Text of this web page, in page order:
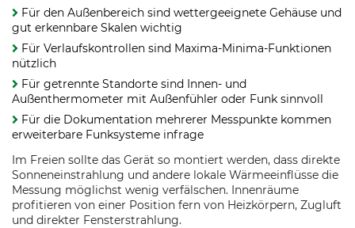
Für den Außenbereich sind wettergeeignete Gehäuse und
gut erkennbare Skalen wichtig
Für Verlaufskontrollen sind Maxima-Minima-Funktionen
nützlich
Für getrennte Standorte sind Innen- und
Außenthermometer mit Außenfühler oder Funk sinnvoll
Für die Dokumentation mehrerer Messpunkte kommen
erweiterbare Funksysteme infrage
Im Freien sollte das Gerät so montiert werden, dass direkte
Sonneneinstrahlung und andere lokale Wärmeeinflüsse die
Messung möglichst wenig verfälschen. Innenräume
profitieren von einer Position fern von Heizkörpern, Zugluft
und direkter Fensterstrahlung.